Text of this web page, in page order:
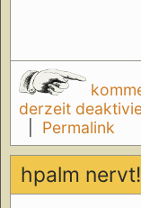
derzeit
Permalink
hpalm nervt!